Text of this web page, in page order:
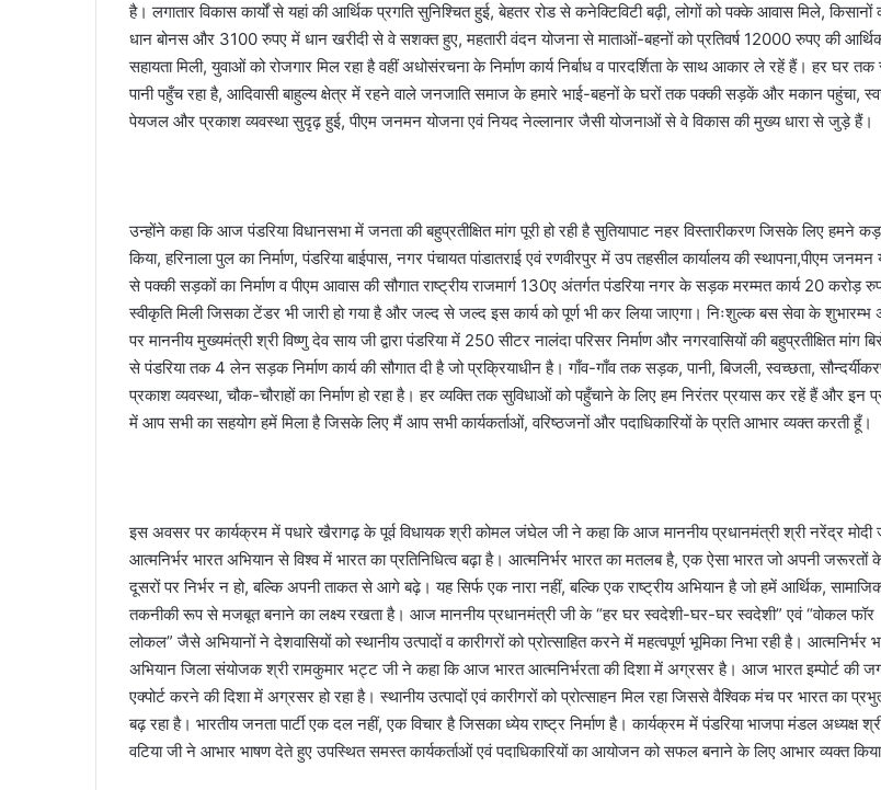
है। लगातार विकास कार्यों से यहां की आर्थिक प्रगति सुनिश्चित हुई, बेहतर रोड से कनेक्टिविटी बढ़ी, लोगों को पक्के आवास मिले, किसानों
धान बोनस और 3100 रुपए में धान खरीदी से वे सशक्त हुए, महतारी वंदन योजना से माताओं-बहनों को प्रतिवर्ष 12000 रुपए की
सहायता मिली, युवाओं को रोजगार मिल रहा है वहीं अधोसंरचना के निर्माण कार्य निर्बाध व पारदर्शिता के साथ आकार ले रहें हैं। हर घर
पानी पहुँच रहा है, आदिवासी बाहुल्य क्षेत्र में रहने वाले जनजाति समाज के हमारे भाई-बहनों के घरों तक पक्की सड़कें और मकान पहुंचा,
पेयजल और प्रकाश व्यवस्था सुदृढ़ हुई, पीएम जनमन योजना एवं नियद नेल्लानार जैसी योजनाओं से वे विकास की मुख्य धारा से जुड़े हैं।
उन्होंने कहा कि आज पंडरिया विधानसभा में जनता की बहुप्रतीक्षित मांग पूरी हो रही है सुतियापाट नहर विस्तारीकरण जिसके लिए हमने
किया, हरिनाला पुल का निर्माण, पंडरिया बाईपास, नगर पंचायत पांडातराई एवं रणवीरपुर में उप तहसील कार्यालय की स्थापना,पीएम जनमन
से पक्की सड़कों का निर्माण व पीएम आवास की सौगात राष्ट्रीय राजमार्ग 130ए अंतर्गत पंडरिया नगर के सड़क मरम्मत कार्य 20 करोड़
स्वीकृति मिली जिसका टेंडर भी जारी हो गया है और जल्द से जल्द इस कार्य को पूर्ण भी कर लिया जाएगा। निःशुल्क बस सेवा के
पर माननीय मुख्यमंत्री श्री विष्णु देव साय जी द्वारा पंडरिया में 250 सीटर नालंदा परिसर निर्माण और नगरवासियों की बहुप्रतीक्षित मांग
से पंडरिया तक 4 लेन सड़क निर्माण कार्य की सौगात दी है जो प्रक्रियाधीन है। गाँव-गाँव तक सड़क, पानी, बिजली, स्वच्छता,
प्रकाश व्यवस्था, चौक-चौराहों का निर्माण हो रहा है। हर व्यक्ति तक सुविधाओं को पहुँचाने के लिए हम निरंतर प्रयास कर रहें हैं और इन
में आप सभी का सहयोग हमें मिला है जिसके लिए मैं आप सभी कार्यकर्ताओं, वरिष्ठजनों और पदाधिकारियों के प्रति आभार व्यक्त करती हूँ।
इस अवसर पर कार्यक्रम में पधारे खैरागढ़ के पूर्व विधायक श्री कोमल जंघेल जी ने कहा कि आज माननीय प्रधानमंत्री श्री नरेंद्र मोदी
आत्मनिर्भर भारत अभियान से विश्व में भारत का प्रतिनिधित्व बढ़ा है। आत्मनिर्भर भारत का मतलब है, एक ऐसा भारत जो अपनी जरूरतों
दूसरों पर निर्भर न हो, बल्कि अपनी ताकत से आगे बढ़े। यह सिर्फ एक नारा नहीं, बल्कि एक राष्ट्रीय अभियान है जो हमें आर्थिक,
तकनीकी रूप से मजबूत बनाने का लक्ष्य रखता है। आज माननीय प्रधानमंत्री जी के “हर घर स्वदेशी-घर-घर स्वदेशी” एवं “वोकल फॉर
लोकल” जैसे अभियानों ने देशवासियों को स्थानीय उत्पादों व कारीगरों को प्रोत्साहित करने में महत्वपूर्ण भूमिका निभा रही है। आत्मनिर्भर
अभियान जिला संयोजक श्री रामकुमार भट्ट जी ने कहा कि आज भारत आत्मनिर्भरता की दिशा में अग्रसर है। आज भारत इम्पोर्ट की
एक्पोर्ट करने की दिशा में अग्रसर हो रहा है। स्थानीय उत्पादों एवं कारीगरों को प्रोत्साहन मिल रहा जिससे वैश्विक मंच पर भारत का
बढ़ रहा है। भारतीय जनता पार्टी एक दल नहीं, एक विचार है जिसका ध्येय राष्ट्र निर्माण है। कार्यक्रम में पंडरिया भाजपा मंडल अध्यक्ष
वटिया जी ने आभार भाषण देते हुए उपस्थित समस्त कार्यकर्ताओं एवं पदाधिकारियों का आयोजन को सफल बनाने के लिए आभार व्यक्त